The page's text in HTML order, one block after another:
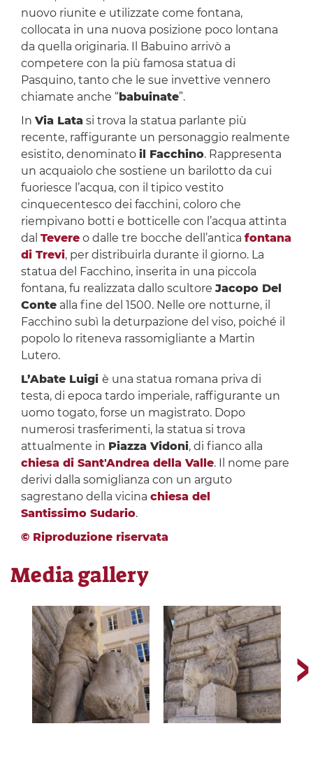
nuovo riunite e utilizzate come fontana,
collocata in una nuova posizione poco lontana
da quella originaria. Il Babuino arrivò a
competere con la più famosa statua di
Pasquino, tanto che le sue invettive vennero
chiamate anche “ babuinate”.
In Via Lata si trova la statua parlante più
recente, raffigurante un personaggio realmente
esistito, denominato il Facchino. Rappresenta
un acquaiolo che sostiene un barilotto da cui
fuoriesce l’acqua, con il tipico vestito
cinquecentesco dei facchini, coloro che
riempivano botti e botticelle con l’acqua attinta
dal Tevereo dalle tre bocche dell’antica fontana
di Trevi, per distribuirla durante il giorno. La
statua del Facchino, inserita in una piccola
fontana, fu realizzata dallo scultore Jacopo Del
Contealla fine del 1500. Nelle ore notturne, il
Facchino subì la deturpazione del viso, poiché il
popolo lo riteneva rassomigliante a Martin
Lutero.
L’Abate Luigi è una statua romana priva di
testa, di epoca tardo imperiale, raffigurante un
uomo togato, forse un magistrato. Dopo
numerosi trasferimenti, la statua si trova
attualmente in Piazza Vidoni, di fianco alla
chiesa di Sant'Andrea della Valle. Il nome pare
derivi dalla somiglianza con un arguto
sagrestano della vicina chiesa del
Santissimo Sudario.
© Riproduzione riservata
Media gallery